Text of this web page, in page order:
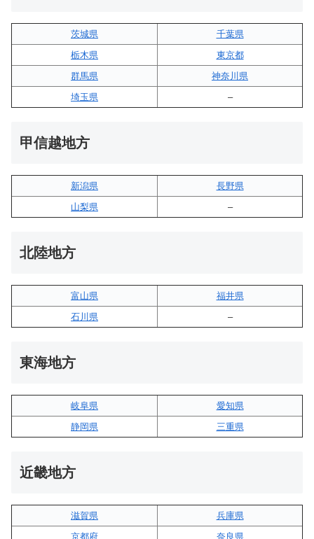
茨城県
千葉県
栃木県
東京都
群馬県
神奈川県
埼玉県
–
甲信越地方
新潟県
長野県
山梨県
–
北陸地方
富山県
福井県
石川県
–
東海地方
岐阜県
愛知県
静岡県
三重県
近畿地方
滋賀県
兵庫県
京都府
奈良県